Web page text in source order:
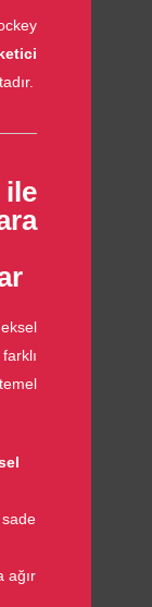
ağır